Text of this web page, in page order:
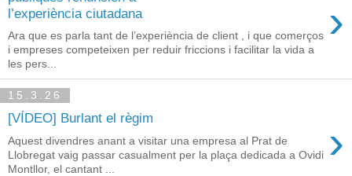
l’experiència ciutadana
›
Ara que es parla tant de l’experiència de client , i que comerços
i empreses competeixen per reduir friccions i facilitar la vida a
les pers...
15.3.26
[VÍDEO] Burlant el règim ›
Aquest divendres anant a visitar una empresa al Prat de
Llobregat vaig passar casualment per la plaça dedicada a Ovidi
Montllor, el cantant ...